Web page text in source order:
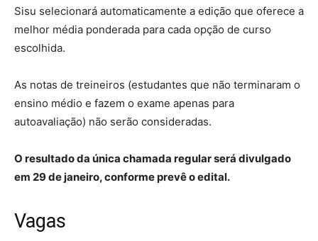
Sisu selecionará automaticamente a edição que oferece a
melhor média ponderada para cada opção de curso
escolhida.
As notas de treineiros (estudantes que não terminaram o
ensino médio e fazem o exame apenas para
autoavaliação) não serão consideradas.
O resultado da única chamada regular será divulgado
em 29 de janeiro, conforme prevê o edital.
Vagas